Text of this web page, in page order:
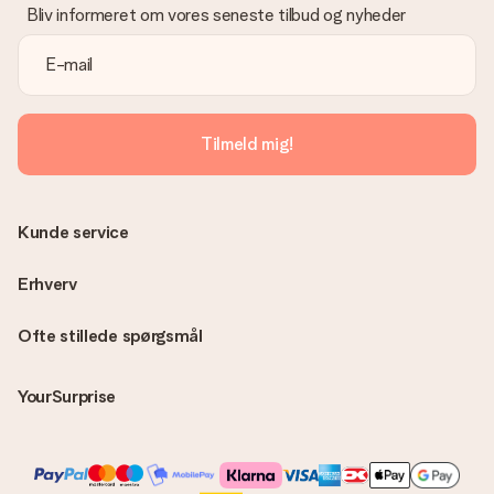
venligst vores kundeservice, de hjælper gerne med at finde en
passende løsning.
Er fakturaen sendt sammen med ordren?
Ingen faktura sendes med din ordre. Du modtager altid
fakturaen i bekræftelsesemailen, og du kan altid finde den i din
MySurprise-konto. Det betyder at du kan få gaven leveret
direkte til modtageren, hvilket gør det til en sand
overraskelse!
Bliv informeret om vores seneste tilbud og nyheder
Tilmeld mig!
Ofte stillede spørgsmål
YourSurprise
Kunde service
Erhverv